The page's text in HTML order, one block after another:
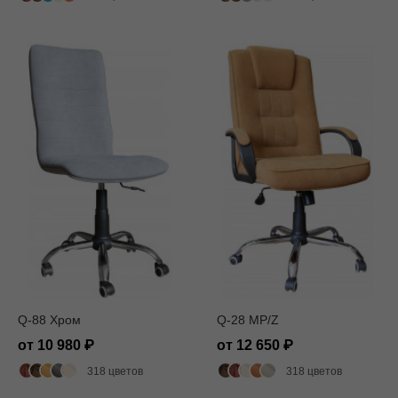
Q-88 Хром
от 10 980
318 цветов
Q-28 MP/Z
от 12 650
318 цветов